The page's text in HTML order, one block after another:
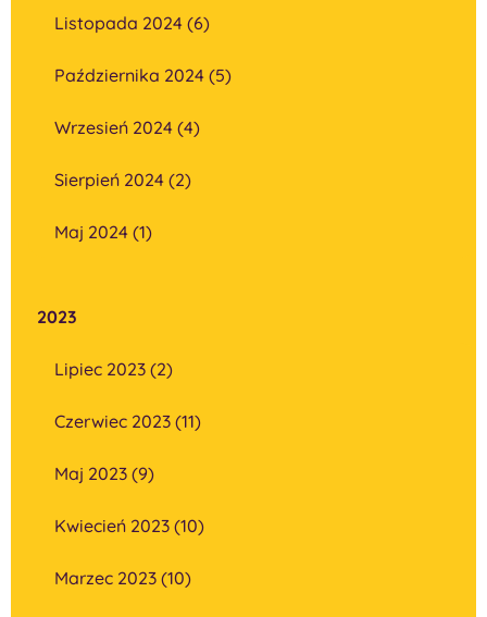
Listopada 2024 (6)
Października 2024 (5)
Wrzesień 2024 (4)
Sierpień 2024 (2)
Maj 2024 (1)
2023
Lipiec 2023 (2)
Czerwiec 2023 (11)
Maj 2023 (9)
Kwiecień 2023 (10)
Marzec 2023 (10)